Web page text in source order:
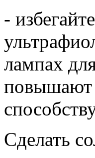
-
лампах
повышают
Сделать